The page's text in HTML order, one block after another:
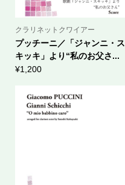
クラリネットクワイアー
プッチーニ／「ジャンニ・ス
キッキ」より“私のお父さ...
¥1,200